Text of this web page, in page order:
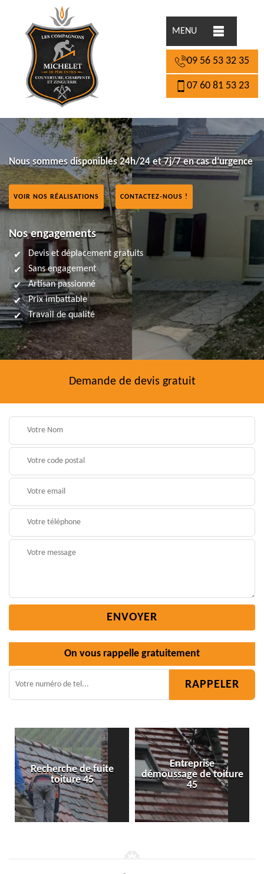
MENU
09 56 53 32 35
07 60 81 53 23
Nous sommes disponibles 24h/24 et 7j/7 en cas d’urgence
VOIR NOS RÉALISATIONS CONTACTEZ-NOUS !
Nos engagements
Devis et déplacement gratuits
Sans engagement
Artisan passionné
Prix imbattable
Travail de qualité
Demande de devis gratuit
On vous rappelle gratuitement
Entreprise
démoussage de toiture
45
Isolation toiture 45